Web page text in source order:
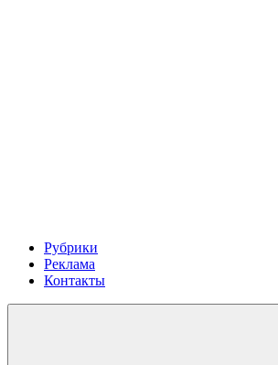
Рубрики
Реклама
Контакты